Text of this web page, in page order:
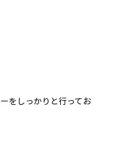
をしっかりと行ってお